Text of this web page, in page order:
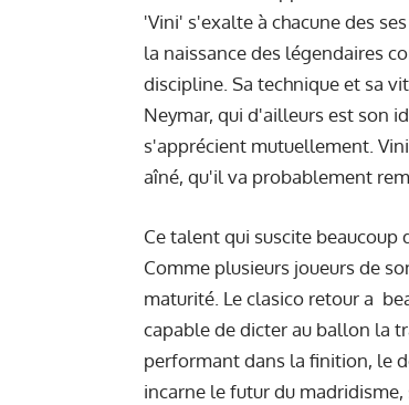
'Vini' s'exalte à chacune des
la naissance des légendaires
discipline. Sa technique et sa
Neymar, qui d'ailleurs est son
s'apprécient mutuellement.
aîné, qu'il va probablement
Ce talent qui suscite
Comme plusieurs joueurs de
maturité. Le clasico retour a
capable de dicter au ballon la
performant dans la finition, le
incarne le futur du madridisme,